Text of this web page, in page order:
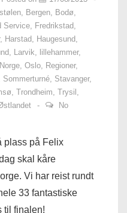
, Bergen, Bodø,
Service, Fredrikstad,
, Harstad, Haugesund,
, Larvik, lillehammer,
, Oslo, Regioner,
Sommerturné, Stavanger,
, Trondheim, Trysil ,
No
plass på Felix
skal kåre
Vi har reist rundt
33 fantastiske
til finalen!